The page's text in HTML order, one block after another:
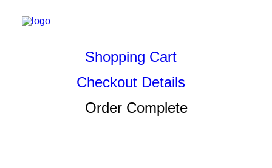
Shopping Cart
Checkout Details
Order Complete